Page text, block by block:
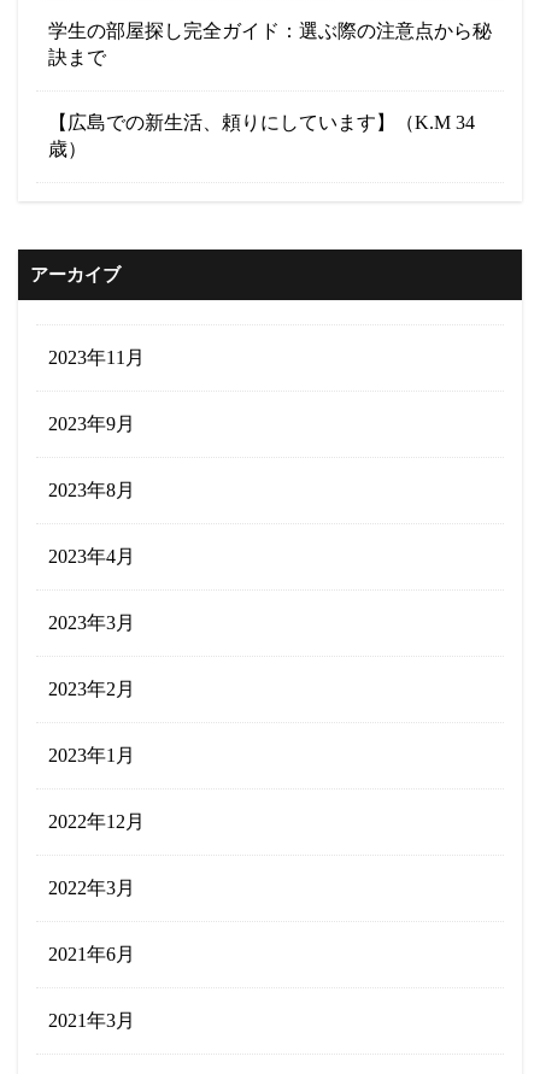
学生の部屋探し完全ガイド：選ぶ際の注意点から秘
訣まで
【広島での新生活、頼りにしています】（K.M 34
歳）
アーカイブ
2023年11月
2023年9月
2023年8月
2023年4月
2023年3月
2023年2月
2023年1月
2022年12月
2022年3月
2021年6月
2021年3月